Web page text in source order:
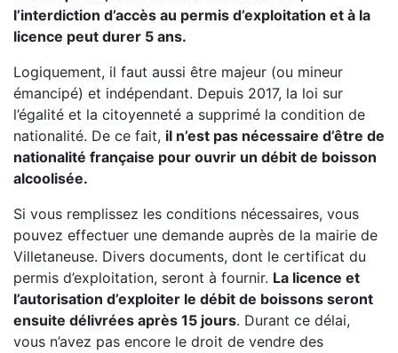
l’interdiction d’accès au permis d’exploitation et à la
licence peut durer 5 ans.
Logiquement, il faut aussi être majeur (ou mineur
émancipé) et indépendant. Depuis 2017, la loi sur
l’égalité et la citoyenneté a supprimé la condition de
nationalité. De ce fait, il n’est pas nécessaire d’être de
nationalité française pour ouvrir un débit de boisson
alcoolisée.
Si vous remplissez les conditions nécessaires, vous
pouvez effectuer une demande auprès de la mairie de
Villetaneuse. Divers documents, dont le certificat du
permis d’exploitation, seront à fournir. La licence et
l’autorisation d’exploiter le débit de boissons seront
ensuite délivrées après 15 jours. Durant ce délai,
vous n’avez pas encore le droit de vendre des